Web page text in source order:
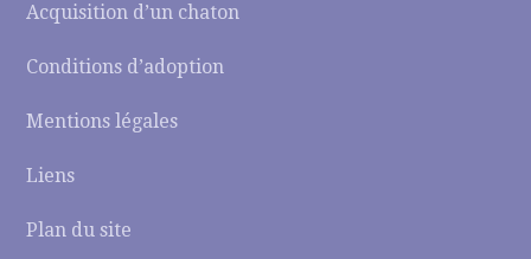
Acquisition d’un chaton
Conditions d’adoption
Mentions légales
Liens
Plan du site